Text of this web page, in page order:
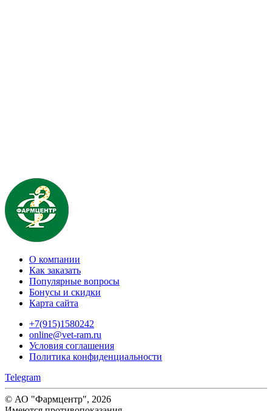
О компании
Как заказать
Популярные вопросы
Бонусы и скидки
Карта сайта
+7(915)1580242
online@vet-ram.ru
Условия соглашения
Политика конфиденциальности
Telegram
© АО "Фармцентр", 2026